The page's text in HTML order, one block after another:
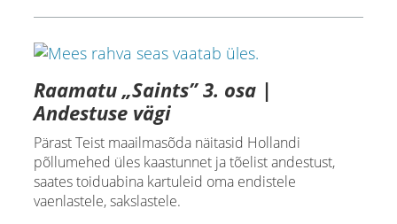
Raamatu „Saints” 3. osa |
Andestuse vägi
Pärast Teist maailmasõda näitasid Hollandi
põllumehed üles kaastunnet ja tõelist andestust,
saates toiduabina kartuleid oma endistele
vaenlastele, sakslastele.